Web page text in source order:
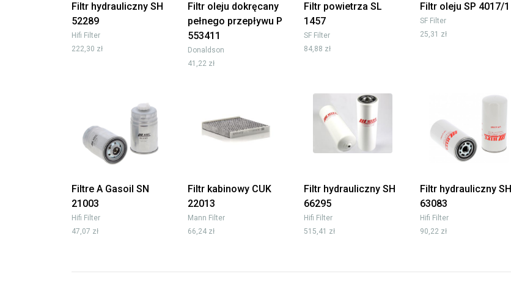
Filtr hydrauliczny SH
52289
Hifi Filter
222,30 zł
Filtr oleju dokręcany
pełnego przepływu P
553411
Donaldson
41,22 zł
Filtr powietrza SL
1457
SF Filter
84,88 zł
Filtr oleju SP 4017/1
SF Filter
25,31 zł
Filtre A Gasoil SN
21003
Hifi Filter
47,07 zł
Filtr kabinowy CUK
22013
Mann Filter
66,24 zł
Filtr hydrauliczny SH
66295
Hifi Filter
515,41 zł
Filtr hydrauliczny SH
63083
Hifi Filter
90,22 zł